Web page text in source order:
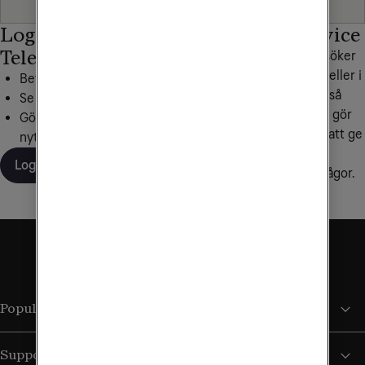
Logga in på Mitt
Tele2
Betala dina fakturor
Se din surfförbrukning
Gör inställningar, beställ
nytt SIM och mer
Logga in
Personlig service
Hittar du inte det du söker
under frågor och svar eller i
någon av våra artiklar så
hjälper vi dig gärna. Vi gör
alltid vårt yttersta för att ge
snabba svar på dina frågor.
Populära sidor
Support